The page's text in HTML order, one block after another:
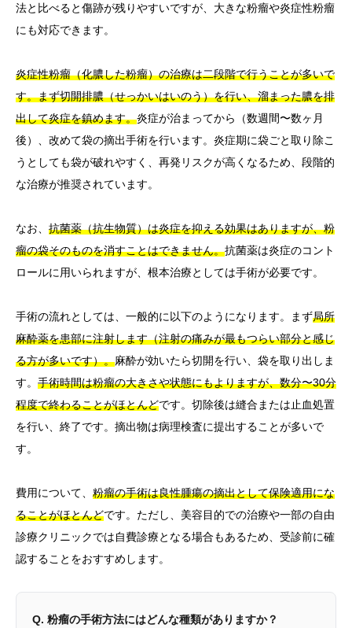
法と比べると傷跡が残りやすいですが、大きな粉瘤や炎症性粉瘤
にも対応できます。
炎症性粉瘤（化膿した粉瘤）の治療は二段階で行うことが多いで
す。まず切開排膿（せっかいはいのう）を行い、溜まった膿を排
出して炎症を鎮めます。炎症が治まってから（数週間〜数ヶ月
後）、改めて袋の摘出手術を行います。炎症期に袋ごと取り除こ
うとしても袋が破れやすく、再発リスクが高くなるため、段階的
な治療が推奨されています。
なお、 抗菌薬（抗生物質）は炎症を抑える効果はありますが、粉
瘤の袋そのものを消すことはできません。抗菌薬は炎症のコント
ロールに用いられますが、根本治療としては手術が必要です。
手術の流れとしては、一般的に以下のようになります。まず局所
麻酔薬を患部に注射します（注射の痛みが最もつらい部分と感じ
る方が多いです）。麻酔が効いたら切開を行い、袋を取り出しま
す。 手術時間は粉瘤の大きさや状態にもよりますが、数分〜30分
程度で終わることがほとんどです。切除後は縫合または止血処置
を行い、終了です。摘出物は病理検査に提出することが多いで
す。
費用について、 粉瘤の手術は良性腫瘍の摘出として保険適用にな
ることがほとんどです。ただし、美容目的での治療や一部の自由
診療クリニックでは自費診療となる場合もあるため、受診前に確
認することをおすすめします。
Q. 粉瘤の手術方法にはどんな種類がありますか？